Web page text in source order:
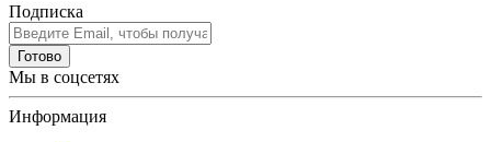
Подписка
Готово
Мы в соцсетях
Информация